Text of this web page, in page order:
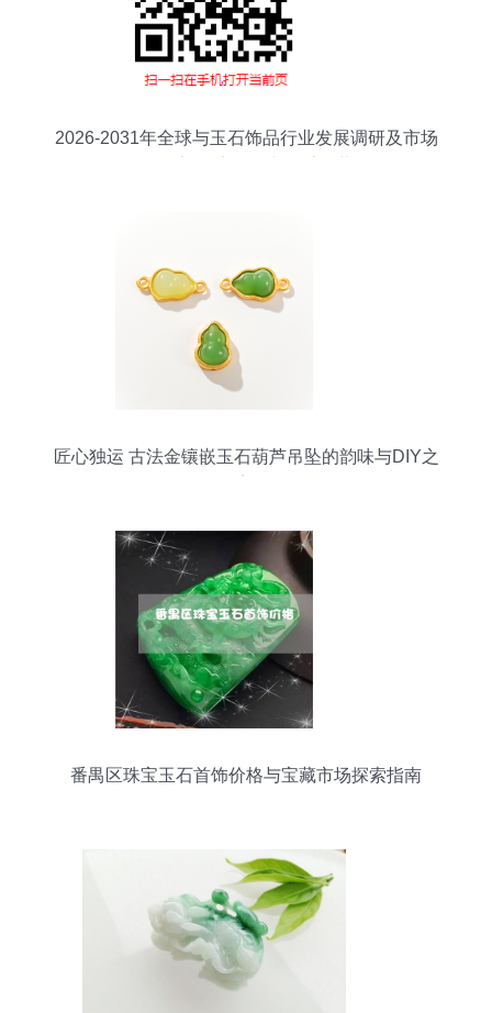
2026-2031年全球与玉石饰品行业发展调研及市场
匠心独运 古法金镶嵌玉石葫芦吊坠的韵味与DIY之
番禺区珠宝玉石首饰价格与宝藏市场探索指南